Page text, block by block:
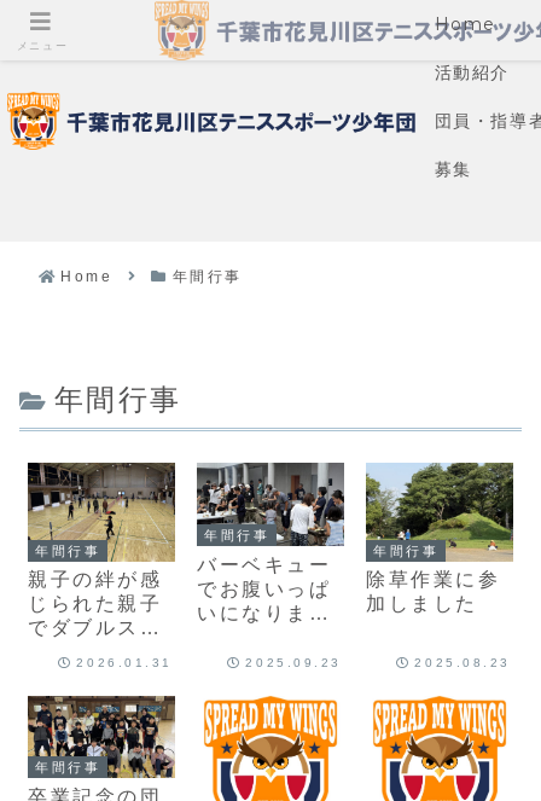
Home
活動紹介
団員・指導
募集
Home 年間行事
年間行事
年間行事
親子の絆が感
じられた親子
でダブルス大
2026.01.31
年間行事
バーベキュー
でお腹いっぱ
いになりまし
2025.09.23
年間行事
除草作業に参
加しました
2025.08.23
年間行事
卒業記念の団
メニュー